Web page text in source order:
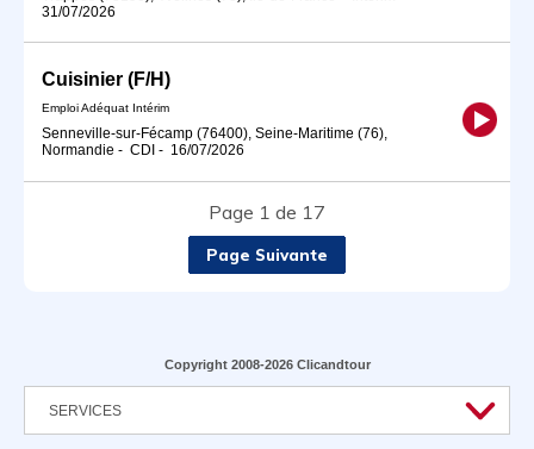
31/07/2026
Cuisinier (F/H)
Emploi Adéquat Intérim
Senneville-sur-Fécamp (76400), Seine-Maritime (76),
Normandie - CDI - 16/07/2026
Page 1 de 17
Page Suivante
Copyright 2008-2026 Clicandtour
SERVICES